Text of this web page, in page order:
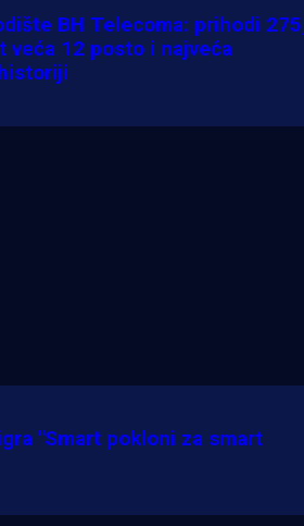
BH Telecoma: prihodi
veća 12 posto i najveća
"Smart pokloni za smart